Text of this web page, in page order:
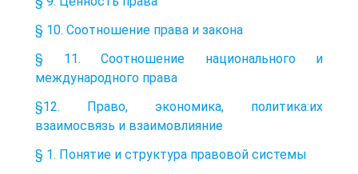
§ 10. Соотношение права и закона
§ 11. Соотношение национального и
международного права
§12. Право, экономика, политика:их
взаимосвязь и взаимовлияние
§ 1. Понятие и структура правовой системы